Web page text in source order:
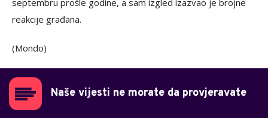
septembru prošle godine, a sam izgled izazvao je brojne
reakcije građana.
(Mondo)
Naše vijesti ne morate da provjeravate